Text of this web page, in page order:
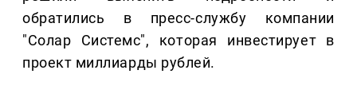
обратились в пресс-службу компании
"Солар Системс", которая инвестирует в
проект миллиарды рублей.